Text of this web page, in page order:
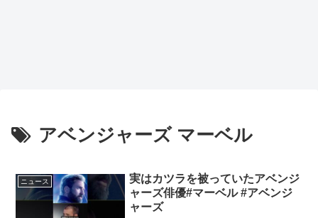
アベンジャーズ マーベル
ニュース
実はカツラを被っていたアベンジ
ャーズ俳優#マーベル #アベンジ
ャーズ